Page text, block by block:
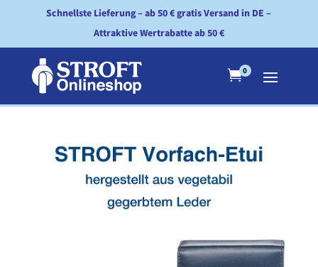
Schnellste Lieferung – ab 50 € gratis Versand in DE –
Attraktive Wertrabatte ab 50 €
0